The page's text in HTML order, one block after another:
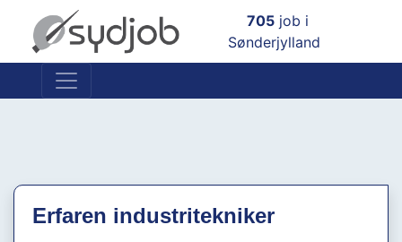
705 job i
Sønderjylland
Erfaren industritekniker